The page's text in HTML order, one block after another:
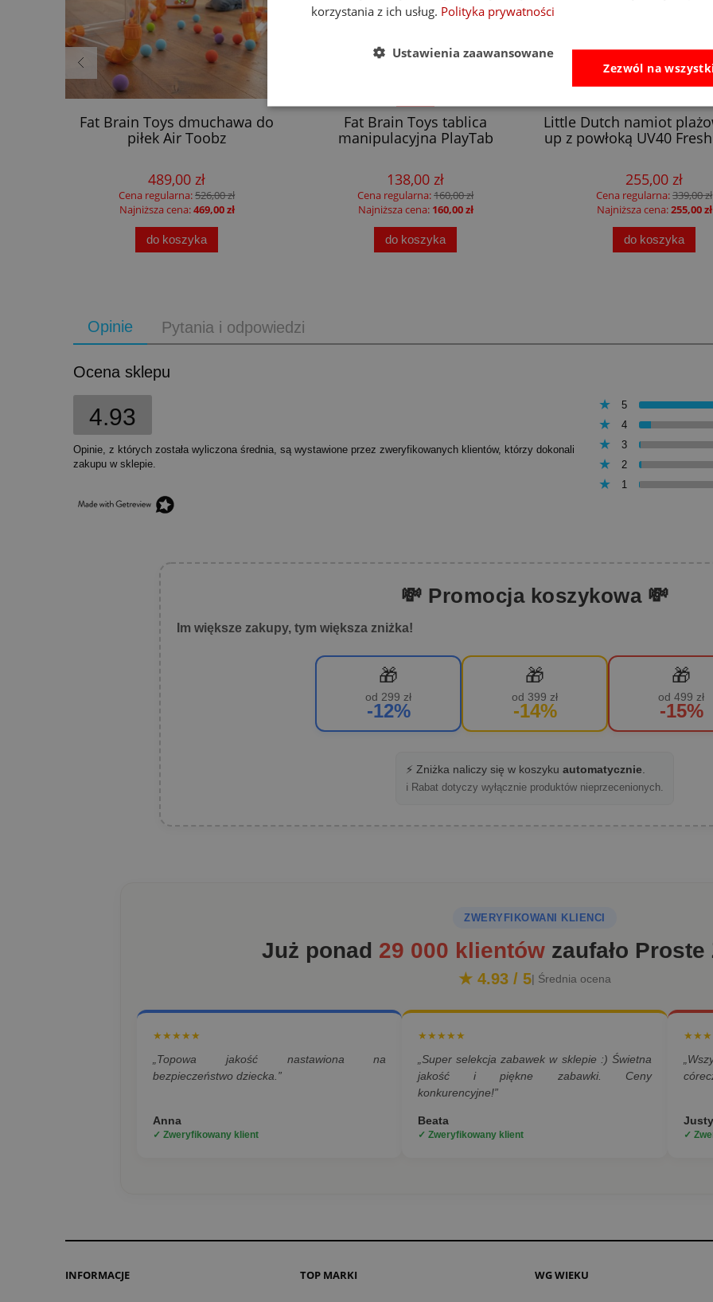
Fat Brain Toys dmuchawa do
piłek Air Toobz
489,00 zł
Cena regularna:526,00 zł
Najniższa cena:469,00 zł
do koszyka
Fat Brain Toys tablica
manipulacyjna PlayTab
138,00 zł
Cena regularna:160,00 zł
Najniższa cena: 160,00 zł
do koszyka
Little Dutch namiot
up z powłoką UV40
255,00 zł
Cena regularna:339,00 zł
Najniższa cena:255,00 zł
do koszyka
Opinie Pytania i odpowiedzi
Ocena sklepu
4.93
Opinie, z których została wyliczona średnia, są wystawione przez zweryfikowanych klientów, którzy dokonali
zakupu w sklepie.
5
4
3
2
1
💸 Promocja koszykowa 💸
Im większe zakupy, tym większa zniżka!
🎁
od 299 zł
-12%
🎁
od 399 zł
-14%
🎁
od 499 zł
-15%
⚡ Zniżka naliczy się w koszyku automatycznie
ℹ️ Rabat dotyczy wyłącznie produktów nieprzecenionych.
ZWERYFIKOWANI KLIENCI
Już ponad 29 000 klientów zaufało
★ 4.93 / 5| Średnia ocena
★★★★★
„Topowa jakość nastawiona na
bezpieczeństwo dziecka.”
Anna
✓ Zweryfikowany klient
★★★★★
„Super selekcja zabawek w sklepie :) Świetna
jakość i piękne zabawki. Ceny
konkurencyjne!”
Beata
✓ Zweryfikowany klient ✓
INFORMACJE TOP MARKI WG WIEKU
korzystania z ich usług. Polityka prywatności
Zezwól na
Ustawienia zaawansowane